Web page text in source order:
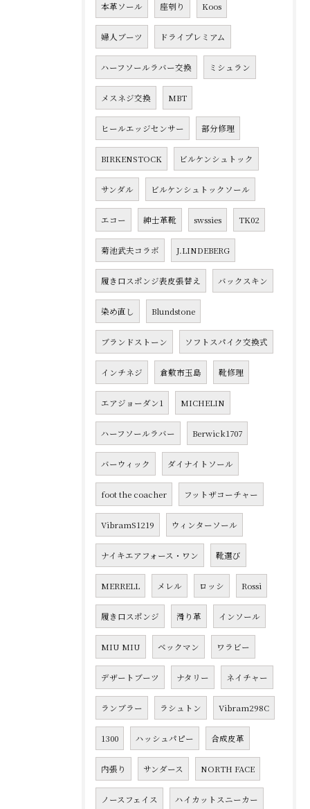
本革ソール 座刳り Koos
婦人ブーツ ドライプレミアム
ハーフソールラバー交換 ミシュラン
メスネジ交換 MBT
ヒールエッジセンサー 部分修理
BIRKENSTOCK ビルケンシュトック
サンダル ビルケンシュトックソール
エコー 紳士革靴 swssies TK02
菊池武夫コラボ J.LINDEBERG
履き口スポンジ表皮張替え バックスキン
染め直し Blundstone
ブランドストーン ソフトスパイク交換式
インチネジ 倉敷市玉島 靴修理
エアジョーダン1 MICHELIN
ハーフソールラバー Berwick1707
バーウィック ダイナイトソール
foot the coacher フットザコーチャー
VibramS1219 ウィンターソール
ナイキエアフォース・ワン 靴選び
MERRELL メレル ロッシ Rossi
履き口スポンジ 滑り革 インソール
MIU MIU ベックマン ワラビー
デザートブーツ ナタリー ネイチャー
ランブラー ラシュトン Vibram298C
1300 ハッシュパピー 合成皮革
内張り サンダース NORTH FACE
ノースフェイス ハイカットスニーカー